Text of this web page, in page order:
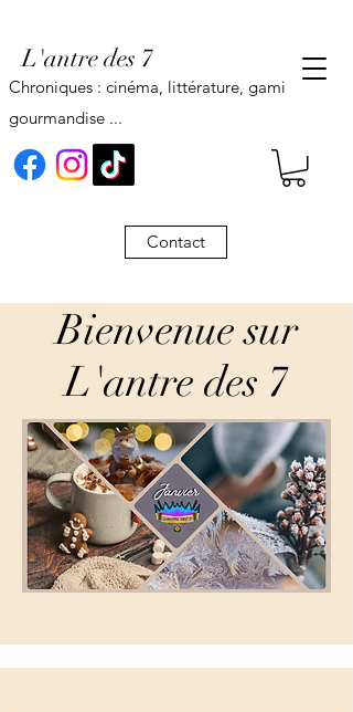
L'antre des 7
Contact
Chroniques : cinéma, littérature, gaming,
gourmandise ...
Bienvenue sur
L'antre des 7